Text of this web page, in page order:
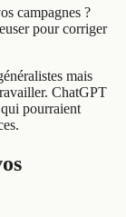
campagnes ?
pour corriger
mais
ChatGPT
pourraient